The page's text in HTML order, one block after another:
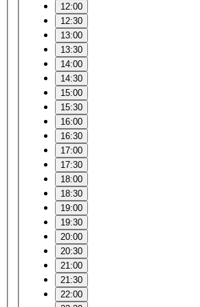
12:00
12:30
13:00
13:30
14:00
14:30
15:00
15:30
16:00
16:30
17:00
17:30
18:00
18:30
19:00
19:30
20:00
20:30
21:00
21:30
22:00